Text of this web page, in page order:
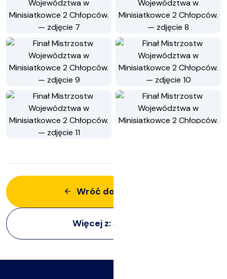
Wróć do aktualności
Więcej z:Siatkarze